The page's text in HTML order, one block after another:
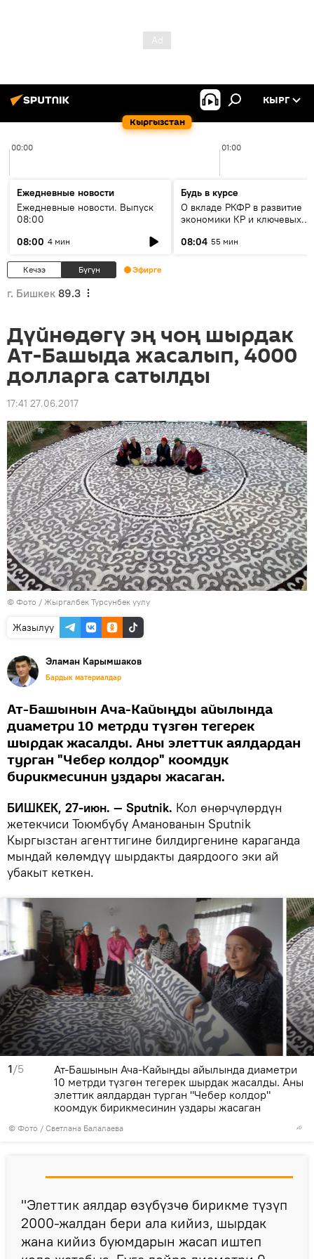
Кыргызстан
КЫРГ
00:00 01:00
Ежедневные новости
Ежедневные новости. Выпуск
08:00
08:00 4 мин
Будь в курсе
О вкладе РКФР в развитие
экономики КР и ключевых
08:04 55 мин
Кечээ Бүгүн Эфирге
г. Бишкек 89.3
Дүйнөдөгү эң чоң шырдак
Ат-Башыда жасалып, 4000
долларга сатылды
17:41 27.06.2017
© Фото / Жыргалбек Турсунбек уулу
Жазылуу
Эламан Карымшаков
Бардык материалдар
Ат-Башынын Ача-Кайыңды айылында
диаметри 10 метрди түзгөн тегерек
шырдак жасалды. Аны элеттик аялдардан
турган "Чебер колдор" коомдук
бирикмесинин уздары жасаган.
БИШКЕК, 27-июн. — Sputnik. Кол өнөрчүлөрдүн
жетекчиси Тоюмбүбү Аманованын Sputnik
Кыргызстан агенттигине билдиргенине караганда
мындай көлөмдүү шырдакты даярдоого эки ай
убакыт кеткен.
1/5
© Фото / Светлана Балалаева
Ат-Башынын Ача-Кайыңды айылында диаметри
10 метрди түзгөн тегерек шырдак жасалды. Аны
элеттик аялдардан турган "Чебер колдор"
коомдук бирикмесинин уздары жасаган
"Элеттик аялдар өзүбүзчө бирикме түзүп
2000-жалдан бери ала кийиз, шырдак
жана кийиз буюмдарын жасап иштеп